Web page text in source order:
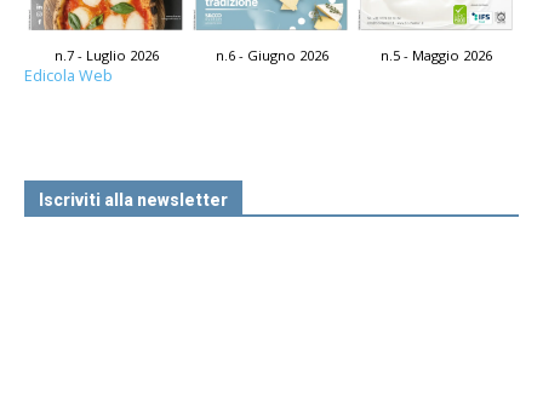
n.7 - Luglio 2026 n.6 - Giugno 2026 n.5 - Maggio 2026
Edicola Web
Iscriviti alla newsletter